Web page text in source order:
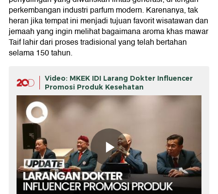
perkembangan industri parfum modern. Karenanya, tak
heran jika tempat ini menjadi tujuan favorit wisatawan dan
jemaah yang ingin melihat bagaimana aroma khas mawar
Taif lahir dari proses tradisional yang telah bertahan
selama 150 tahun.
Video: MKEK IDI Larang Dokter Influencer
Promosi Produk Kesehatan